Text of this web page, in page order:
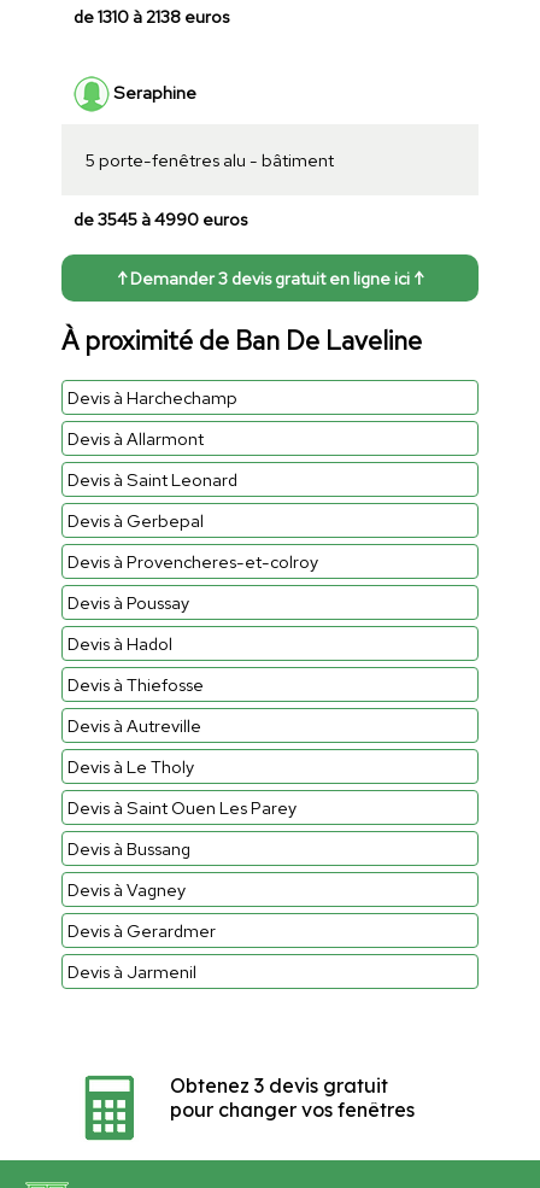
de 1310 à 2138 euros
Seraphine
5 porte-fenêtres alu - bâtiment
de 3545 à 4990 euros
↑ Demander 3 devis gratuit en ligne ici ↑
À proximité de Ban De Laveline
Devis à Harchechamp
Devis à Allarmont
Devis à Saint Leonard
Devis à Gerbepal
Devis à Provencheres-et-colroy
Devis à Poussay
Devis à Hadol
Devis à Thiefosse
Devis à Autreville
Devis à Le Tholy
Devis à Saint Ouen Les Parey
Devis à Bussang
Devis à Vagney
Devis à Gerardmer
Devis à Jarmenil
Obtenez 3 devis gratuit
pour changer vos fenêtres